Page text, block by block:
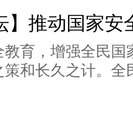
总体国家安全观
新时代的中国国
法律法规文本
，全面呈现政
】推动国家
育，增强全民
和长久之计。